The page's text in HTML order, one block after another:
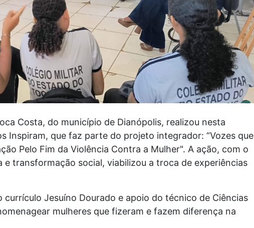
Costa, do município de Dianópolis, realizou nesta
Inspiram, que faz parte do projeto integrador: “Vozes que
Pelo Fim da Violência Contra a Mulher". A ação, com o
transformação social, viabilizou a troca de experiências
Jesuíno Dourado e apoio do técnico de Ciências
mulheres que fizeram e fazem diferença na